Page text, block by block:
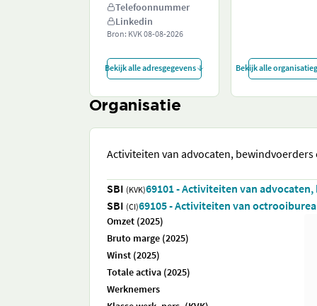
Telefoonnummer
Linkedin
Bron: KVK08-08-2026
Bekijk alle adresgegevens Bekijk alle
Organisatie
Activiteiten van advocaten,
SBI (KVK)69101 - Activiteiten van
SBI (CI)69105 - Activiteiten van
Omzet (2025)
Bruto marge (2025)
Winst (2025)
Totale activa (2025)
Werknemers